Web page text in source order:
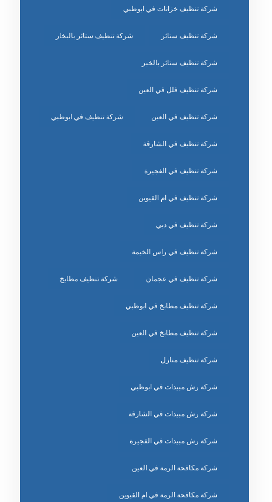
شركة تنظيف خزانات في ابوظبي
شركة تنظيف ستائر شركة تنظيف ستائر بالبخار
شركة تنظيف ستائر بالخبر
شركة تنظيف فلل في العين
شركة تنظيف في العين شركة تنظيف في ابوظبي
شركة تنظيف في الشارقة
شركة تنظيف في الفجيرة
شركة تنظيف في ام القيوين
شركة تنظيف في دبي
شركة تنظيف في راس الخيمة
شركة تنظيف في عجمان شركة تنظيف مطابخ
شركة تنظيف مطابخ في ابوظبي
شركة تنظيف مطابخ في العين
شركة تنظيف منازل
شركة رش مبيدات في ابوظبي
شركة رش مبيدات في الشارقة
شركة رش مبيدات في الفجيرة
شركة مكافحة الرمة في العين
شركة مكافحة الرمة في ام القيوين